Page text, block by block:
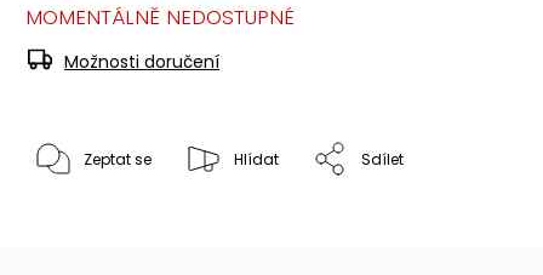
MOMENTÁLNĚ NEDOSTUPNÉ
Možnosti doručení
Zeptat se Hlídat Sdílet